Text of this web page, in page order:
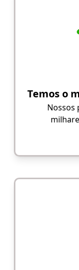
Temos o
Nossos